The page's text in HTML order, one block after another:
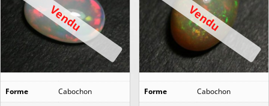
Vendu
Forme Cabochon
Vendu
Forme Cabochon